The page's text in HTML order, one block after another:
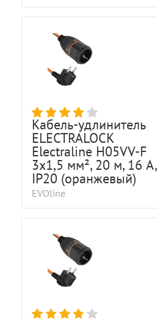
Кабель-удлинитель
ELECTRALOCK
Electraline H05VV-F
3x1,5 мм², 20 м, 16 A,
IP20 (оранжевый)
EVOline